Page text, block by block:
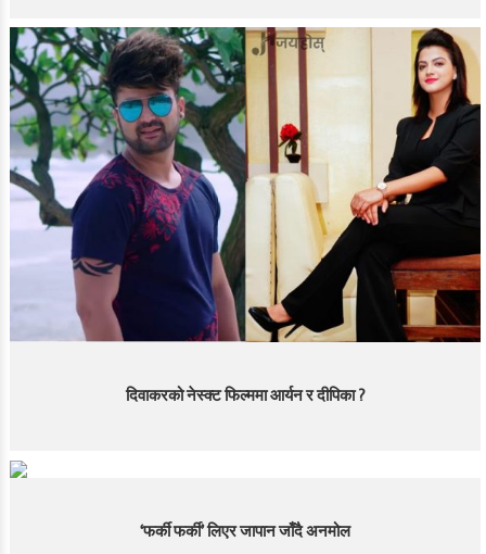
दिवाकरको नेस्क्ट फिल्ममा आर्यन र दीपिका ?
‘फर्की फर्की’ लिएर जापान जाँदै अनमोल